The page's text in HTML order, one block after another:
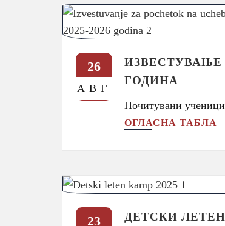
26
АВГ
ИЗВЕСТУВАЊЕ
ГОДИНА
Почитувани
ОГЛАСНА ТАБЛА
23 ДЕТСКИ